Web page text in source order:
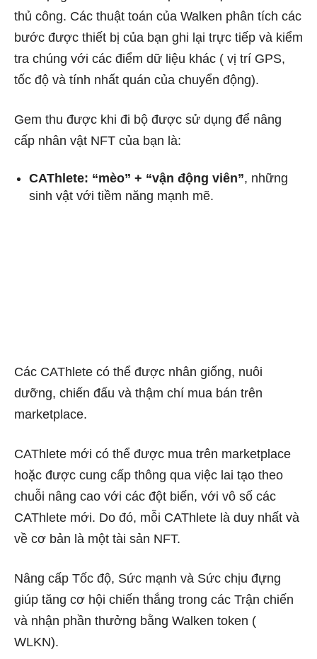
thủ công. Các thuật toán của Walken phân tích các
bước được thiết bị của bạn ghi lại trực tiếp và kiểm
tra chúng với các điểm dữ liệu khác ( vị trí GPS,
tốc độ và tính nhất quán của chuyển động).
Gem thu được khi đi bộ được sử dụng để nâng
cấp nhân vật NFT của bạn là:
CAThlete: “mèo” + “vận động viên”, những
sinh vật với tiềm năng mạnh mẽ.
Các CAThlete có thể được nhân giống, nuôi
dưỡng, chiến đấu và thậm chí mua bán trên
marketplace.
CAThlete mới có thể được mua trên marketplace
hoặc được cung cấp thông qua việc lai tạo theo
chuỗi nâng cao với các đột biến, với vô số các
CAThlete mới. Do đó, mỗi CAThlete là duy nhất và
về cơ bản là một tài sản NFT.
Nâng cấp Tốc độ, Sức mạnh và Sức chịu đựng
giúp tăng cơ hội chiến thắng trong các Trận chiến
và nhận phần thưởng bằng Walken token (
WLKN).